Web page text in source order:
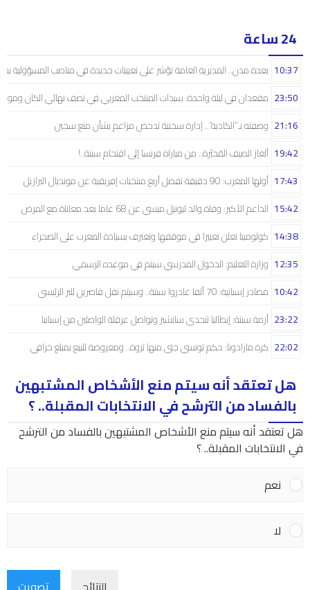
24 ساعة
بعدة مدن.. المديرية العامة تؤشر على تعيينات جديدة في مناصب المسؤولية 10:37
مقعدان في ليلة واحدة: سيدات المنتخب المغربي في نصف نهائي الكان 23:50
وصفته بـ”الكاذبة”.. إدارة سجنية تدحض مزاعم بشأن منع سجين 21:16
ألغاز الصيف المُحيّرة.. من مباراة فرنسا إلى اقتحام سبتة..! 19:42
أولها المغرب: 90 دقيقة تفصل أربع منتخبات إفريقية عن مونديال البرازيل 17:43
الداعم الأكبر: وفاة والد ليونيل ميسي عن 68 عاما بعد معاناة مع المرض 15:42
كولومبيا تعلن تغييرا في موقفها وتعترف بسيادة المغرب على الصحراء 14:38
وزارة التعليم: الدخول المدرسي سیتم في موعده الرسمي 12:35
مصادر إسبانية: 70 ألفا غادروا سبتة.. وسيتم نقل قاصرين للبر الرئيسي 10:42
أزمة سبتة: إيطاليا تتحدى سانشيز وتواصل عرقلة الواصلين من إسبانيا 23:22
كرة مارادونا: حكم تونسي جنى منها ثروة.. ومعروضة للبيع بمبلغ خرافي 22:02
هل تعتقد أنه سيتم منع الأشخاص المشتبهين
بالفساد من الترشح في الانتخابات المقبلة.. ؟
هل تعتقد أنه سيتم منع الأشخاص المشتبهين بالفساد من الترشح
في الانتخابات المقبلة.. ؟
نعم
لا